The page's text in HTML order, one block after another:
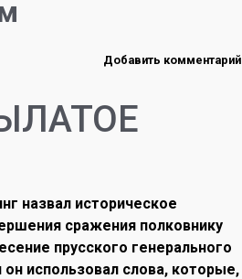
Добавить комментарий
назвал историческое
сражения полковнику
прусского генерального
использовал слова, которые,